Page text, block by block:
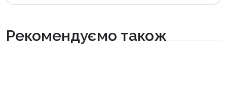
Рекомендуємо також